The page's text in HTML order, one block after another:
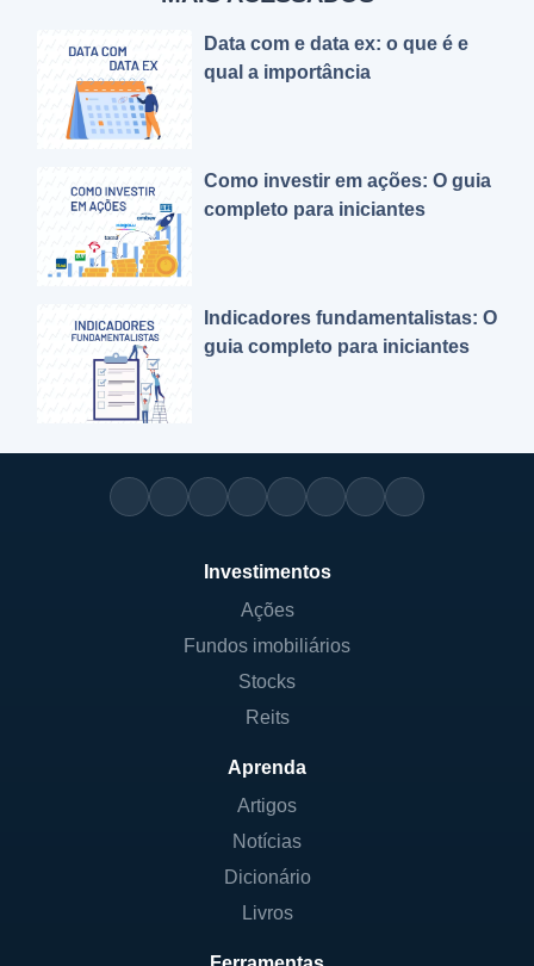
Data com e data ex: o que é e
qual a importância
Como investir em ações: O guia
completo para iniciantes
Indicadores fundamentalistas: O
guia completo para iniciantes
Investimentos
Ações
Fundos imobiliários
Stocks
Reits
Aprenda
Artigos
Notícias
Dicionário
Livros